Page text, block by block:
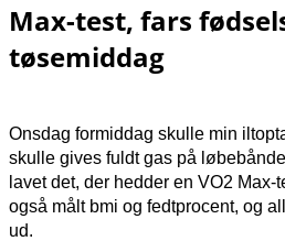
Max-test, fars
tøsemiddag
Onsdag formiddag skulle min
skulle gives fuldt gas på
lavet det, der hedder en VO2 Max-
også målt bmi og fedtprocent, og
ud.